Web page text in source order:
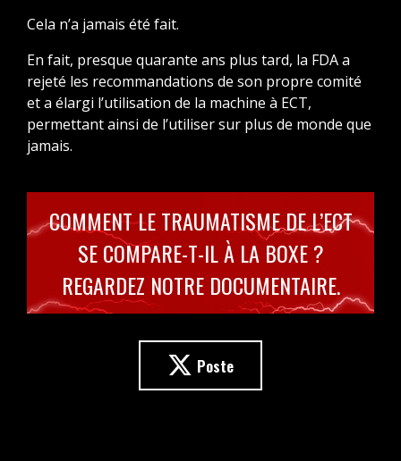
Cela n’a jamais été fait.
En fait, presque quarante ans plus tard, la FDA a
rejeté les recommandations de son propre comité
et a élargi l’utilisation de la machine à ECT,
permettant ainsi de l’utiliser sur plus de monde que
jamais.
COMMENT LE TRAUMATISME DE L’ECT
SE COMPARE-T-IL À LA BOXE ?
REGARDEZ NOTRE DOCUMENTAIRE.
Poste
TÉLÉCHARGEMENT GRATUIT